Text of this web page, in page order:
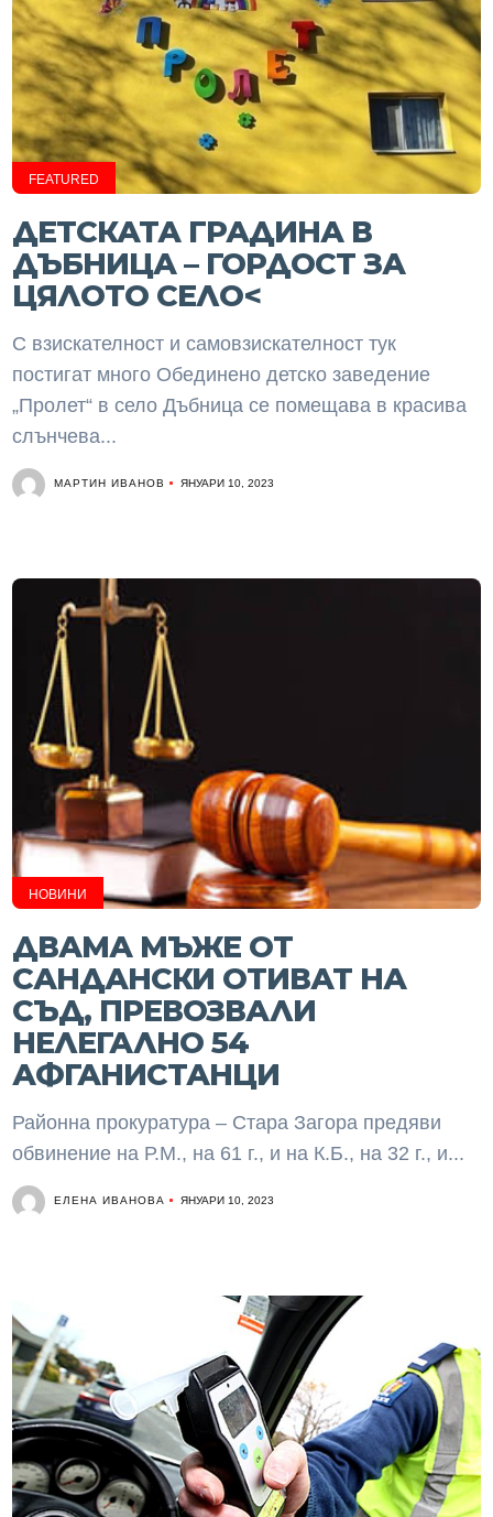
FEATURED
ДЕТСКАТА ГРАДИНА В
ДЪБНИЦА – ГОРДОСТ ЗА
ЦЯЛОТО СЕЛО<
С взискателност и самовзискателност тук
постигат много Обединено детско заведение
„Пролет“ в село Дъбница се помещава в красива
слънчева...
МАРТИН ИВАНОВ ЯНУАРИ 10, 2023
НОВИНИ
ДВАМА МЪЖЕ ОТ
САНДАНСКИ ОТИВАТ НА
СЪД, ПРЕВОЗВАЛИ
НЕЛЕГАЛНО 54
АФГАНИСТАНЦИ
Районна прокуратура – Стара Загора предяви
обвинение на Р.М., на 61 г., и на К.Б., на 32 г., и...
ЕЛЕНА ИВАНОВА ЯНУАРИ 10, 2023